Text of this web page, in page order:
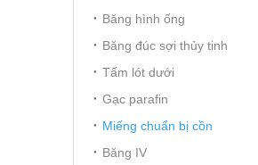
Băng hình ống
Băng đúc sợi thủy tinh
Tấm lót dưới
Gạc parafin
Miếng chuẩn bị cồn
Băng IV